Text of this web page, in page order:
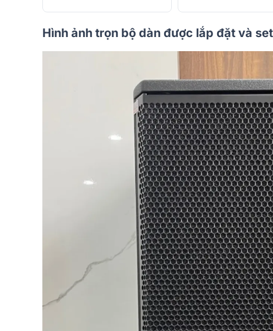
Hình ảnh trọn bộ dàn được lắp đặt và